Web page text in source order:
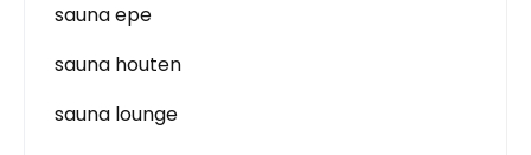
sauna epe
sauna houten
sauna lounge